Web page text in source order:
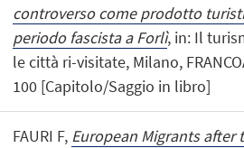
controverso come prodotto
periodo fascista a Forlì, in: Il
le città ri-visitate, Milano,
100 [Capitolo/Saggio in libro]
FAURI F, European Migrants after